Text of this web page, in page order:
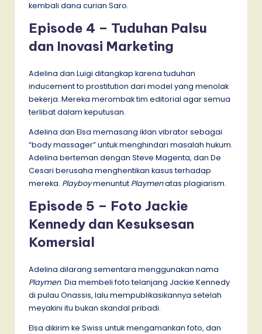
kembali dana curian Saro.
Episode 4 – Tuduhan Palsu
dan Inovasi Marketing
Adelina dan Luigi ditangkap karena tuduhan
inducement to prostitution dari model yang menolak
bekerja. Mereka merombak tim editorial agar semua
terlibat dalam keputusan.
Adelina dan Elsa memasang iklan vibrator sebagai
“body massager” untuk menghindari masalah hukum.
Adelina berteman dengan Steve Magenta, dan De
Cesari berusaha menghentikan kasus terhadap
mereka. Playboymenuntut Playmenatas plagiarism.
Episode 5 – Foto Jackie
Kennedy dan Kesuksesan
Komersial
Adelina dilarang sementara menggunakan nama
Playmen. Dia membeli foto telanjang Jackie Kennedy
di pulau Onassis, lalu mempublikasikannya setelah
meyakini itu bukan skandal pribadi.
Elsa dikirim ke Swiss untuk mengamankan foto, dan